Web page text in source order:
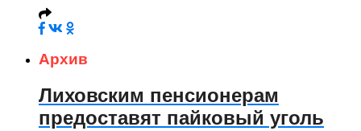
Архив
Лиховским пенсионерам
предоставят пайковый уголь